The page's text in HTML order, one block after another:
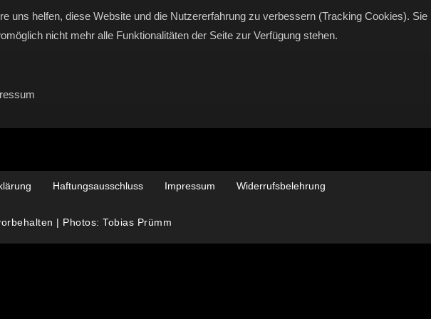
Haftungsausschluss Impressum Widerrufsbelehrung
| Photos: Tobias Prümm
uns helfen, diese Website und die Nutzererfahrung zu verbessern (Tracking Cookies). Sie
nicht mehr alle Funktionalitäten der Seite zur Verfügung stehen.